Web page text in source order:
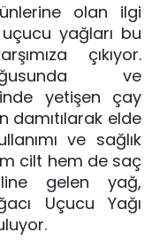
olan ilgi
yağları bu
çıkıyor.
ve
yetişen çay
damıtılarak elde
ve sağlık
cilt hem de saç
gelen yağ,
Uçucu Yağı